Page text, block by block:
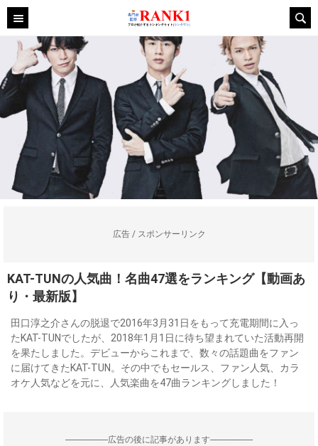
広告 / スポンサーリンク
KAT-TUNの人気曲！名曲47選をランキング【動画あ
り・最新版】
田口淳之介さんの脱退で2016年3月31日をもって充電期間に入っ
たKAT-TUNでしたが、2018年1月1日に待ち望まれていた活動再開
を果たしました。デビューからこれまで、数々の話題曲をファン
に届けてきたKAT-TUN。その中でもセールス、ファン人気、カラ
オケ人気などを元に、人気楽曲を47曲ランキングしました！
--------------------広告の後に記事があります--------------------